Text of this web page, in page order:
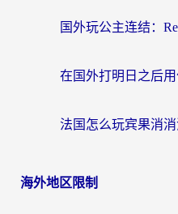
海外地区限制